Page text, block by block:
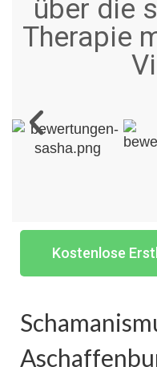
über die
Therapie
Kostenlose